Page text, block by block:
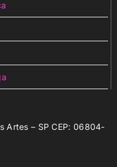
Artes – SP CEP: 06804-